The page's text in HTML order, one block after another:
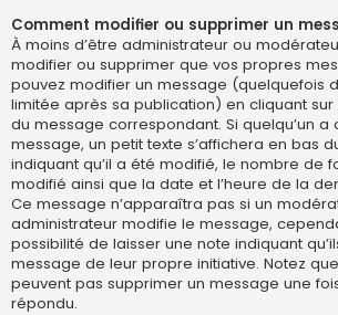
Comment modifier ou supprimer un
À moins d’être administrateur ou
modifier ou supprimer que vos propres
pouvez modifier un message (quelquefois
limitée après sa publication) en cliquant sur
du message correspondant. Si quelqu’un
message, un petit texte s’affichera en bas
indiquant qu’il a été modifié, le nombre de
modifié ainsi que la date et l’heure de la
Ce message n’apparaîtra pas si un
administrateur modifie le message,
possibilité de laisser une note indiquant
message de leur propre initiative. Notez
peuvent pas supprimer un message une
répondu.